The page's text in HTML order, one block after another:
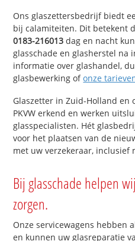
Ons glaszettersbedrijf biedt
bij calamiteiten. Dit betekent
0183-216013 dag en nacht
glasschade en glasherstel na
informatie over glashandel,
glasbewerking ofonze
Glaszetter in Zuid-Holland en
PKVW erkend en werken
glasspecialisten. Hét
voor het plaatsen van de
met uw verzekeraar, inclusief
Bij glasschade helpen
zorgen.
Onze servicewagens hebben
en kunnen uw glasreparatie